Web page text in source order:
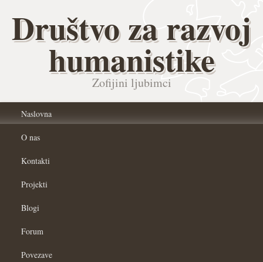
Društvo za razvoj
humanistike
Zofijini ljubimci
Naslovna
O nas
Kontakti
Projekti
Blogi
Forum
Povezave